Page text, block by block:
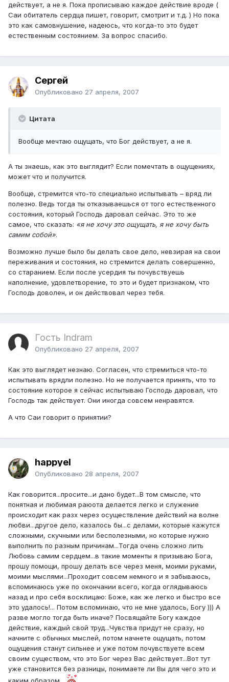
действует, а не я. Пока прописываю каждое действие вроде (
Саи обитатель сердца пишет, говорит, смотрит и т.д. ) Но пока
это как самовнушение, надеюсь, что когда-то это будет
естественным состоянием. За вопрос спасибо.
Сергей
Опубликовано 27 апреля, 2007
Цитата
Вообще мечтаю ощущать, что Бог действует, а не я.
А ты знаешь, как это выглядит? Если помечтать в ощущениях,
может что и получится.
Вообще, стремится что-то специально испытывать – вряд ли
полезно. Ведь тогда ты отказываешься от того естественного
состояния, который Господь даровал сейчас. Это то же
самое, что сказать: «я не хочу это ощущать, я не хочу быть
самим собой».
Возможно лучше было бы делать свое дело, невзирая на свои
переживания и состояния, но стремится делать совершенно,
со старанием. Если после усердия ты почувствуешь
наполнение, удовлетворение, то это и будет признаком, что
Господь доволен, и он действовал через тебя.
Гость Indram
Опубликовано 27 апреля, 2007
Как это выглядет незнаю. Согласен, что стремиться что-то
испытывать врядли полезно. Но не получается принять, что то
состояние которое я сейчас испытываю Господь даровал, что
Господь так действует. Они иногда совсем ненравятся.
А что Саи говорит о принятии?
happyel
Опубликовано 28 апреля, 2007
Как говорится...просите...и дано будет...В том смысле, что
понятная и любимая раюота делается легко и служение
происходит как разх через осуществление действий на волне
любви...другое дело, казалось бы...с делами, которые кажутся
сложными, скучными или бесполезными, но которые нужно
выполнить по разным причинам...Тогда очень сложно лить
Любовь самим сердцем...в такие моменты я призываю Бога,
прошу помощи, прошу делать все через меня, моими руками,
моими мыслями...Проходит совсем немного и я забываюсь,
вспоминаюсь уже по окончании всего, когда оглядываюсь
назад и про себя восклицаю: Боже, как же легко и быстро все
это удалось!... Потом вспоминаю, что не мне удалось, Богу ))) А
разве могло тогда быть иначе? Посвящайте Богу каждое
действие, каждый свой труд...Чувства придут не сразу, но
начните с обычных мыслей, потом начнете ощущать, потом
ощущения станут сильнее и уже потом почувствуете всем
своим существом, что это Бог через Вас действует...Вот тут
уже становится без разницы, понимаете ли Вы для чего это и